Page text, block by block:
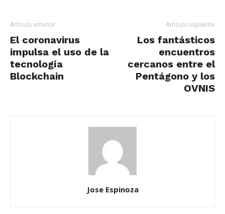
Artículo anterior
El coronavirus
impulsa el uso de la
tecnología
Blockchain
Artículo siguiente
Los fantásticos
encuentros
cercanos entre el
Pentágono y los
OVNIS
Jose Espinoza